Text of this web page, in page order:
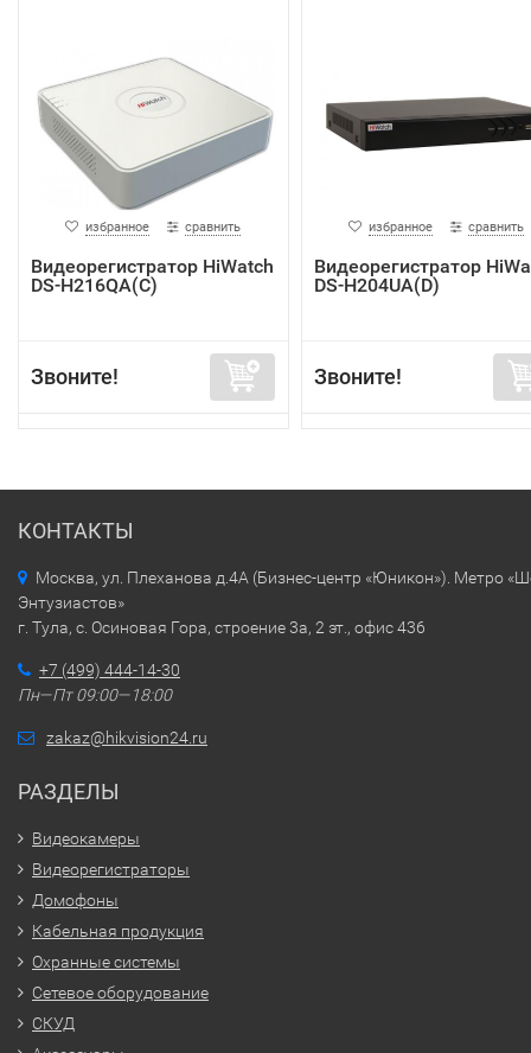
избранное сравнить
Видеорегистратор HiWatch
DS-H216QA(C)
Звоните!
избранное сравнить
Видеорегистратор
DS-H204UA(D)
Звоните!
КОНТАКТЫ
Москва, ул. Плеханова д.4А (Бизнес-центр «Юникон»). Метро
Энтузиастов»
г. Тула, с. Осиновая Гора, строение 3а, 2 эт., офис 436
+7 (499) 444-14-30
Пн—Пт 09:00—18:00
zakaz@hikvision24.ru
РАЗДЕЛЫ
Видеокамеры
Видеорегистраторы
Домофоны
Кабельная продукция
Охранные системы
Сетевое оборудование
СКУД